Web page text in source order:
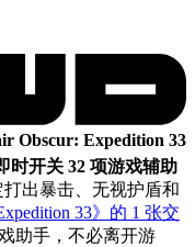
Obscur: Expedition 33
时开关 32 项游戏辅助
出暴击、无视护盾和
33》的 1 张交
助手，不必离开游